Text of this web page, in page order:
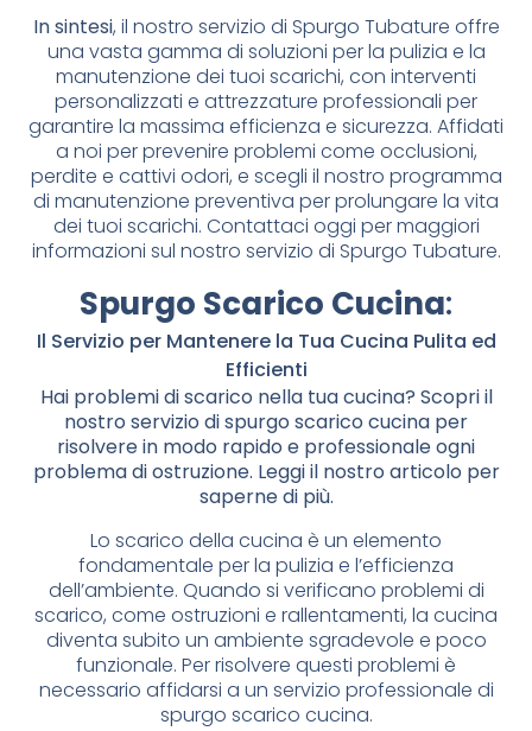
In sintesi, il nostro servizio di Spurgo Tubature offre
una vasta gamma di soluzioni per la pulizia e la
manutenzione dei tuoi scarichi, con interventi
personalizzati e attrezzature professionali per
garantire la massima efficienza e sicurezza. Affidati
a noi per prevenire problemi come occlusioni,
perdite e cattivi odori, e scegli il nostro programma
di manutenzione preventiva per prolungare la vita
dei tuoi scarichi. Contattaci oggi per maggiori
informazioni sul nostro servizio di Spurgo Tubature.
Spurgo Scarico Cucina:
Il Servizio per Mantenere la Tua Cucina Pulita ed
Efficienti
Hai problemi di scarico nella tua cucina? Scopri il
nostro servizio di spurgo scarico cucina per
risolvere in modo rapido e professionale ogni
problema di ostruzione. Leggi il nostro articolo per
saperne di più.
Lo scarico della cucina è un elemento
fondamentale per la pulizia e l’efficienza
dell’ambiente. Quando si verificano problemi di
scarico, come ostruzioni e rallentamenti, la cucina
diventa subito un ambiente sgradevole e poco
funzionale. Per risolvere questi problemi è
necessario affidarsi a un servizio professionale di
spurgo scarico cucina.